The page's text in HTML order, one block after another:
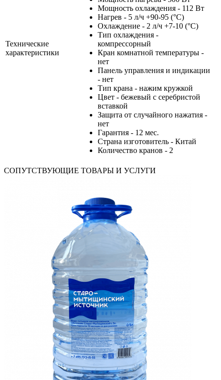
Технические
характеристики
Мощность охлаждения - 112 Вт
Нагрев - 5 л/ч +90-95 (°С)
Охлаждение - 2 л/ч +7-10 (°С)
Тип охлаждения -
компрессорный
Кран комнатной температуры -
нет
Панель управления и индикации
- нет
Тип крана - нажим кружкой
Цвет - бежевый с серебристой
вставкой
Защита от случайного нажатия -
нет
Гарантия - 12 мес.
Страна изготовитель - Китай
Количество кранов - 2
СОПУТСТВУЮЩИЕ ТОВАРЫ И УСЛУГИ